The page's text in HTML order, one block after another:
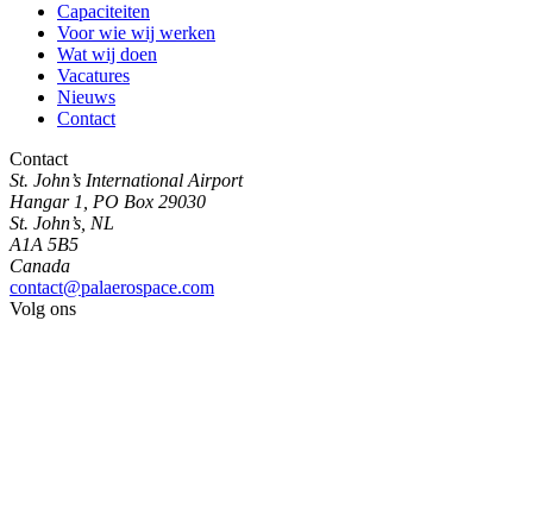
Capaciteiten
Voor wie wij werken
Wat wij doen
Vacatures
Nieuws
Contact
Contact
St. John’s International Airport
Hangar 1, PO Box 29030
St. John’s, NL
A1A 5B5
Canada
contact@palaerospace.com
Volg ons